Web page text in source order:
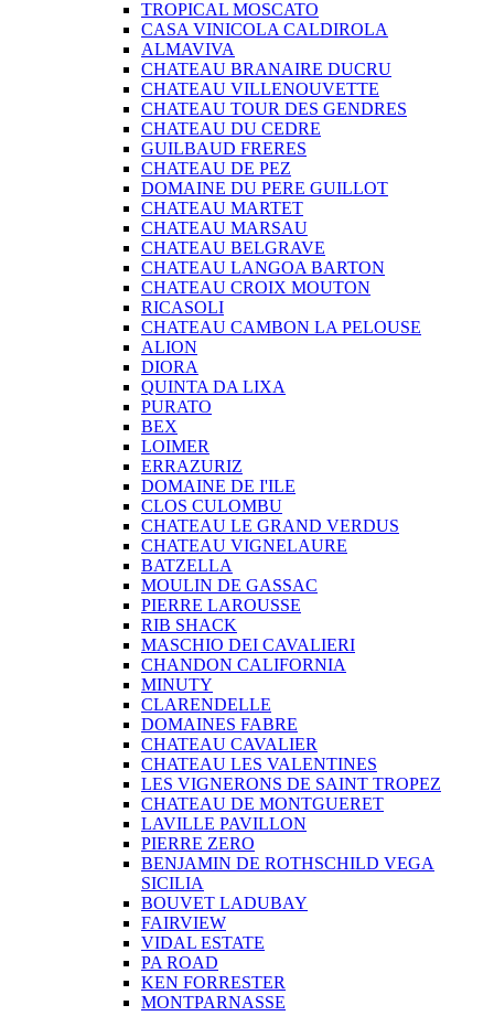
TROPICAL MOSCATO
CASA VINICOLA CALDIROLA
ALMAVIVA
CHATEAU BRANAIRE DUCRU
CHATEAU VILLENOUVETTE
CHATEAU TOUR DES GENDRES
CHATEAU DU CEDRE
GUILBAUD FRERES
CHATEAU DE PEZ
DOMAINE DU PERE GUILLOT
CHATEAU MARTET
CHATEAU MARSAU
CHATEAU BELGRAVE
CHATEAU LANGOA BARTON
CHATEAU CROIX MOUTON
RICASOLI
CHATEAU CAMBON LA PELOUSE
ALION
DIORA
QUINTA DA LIXA
PURATO
BEX
LOIMER
ERRAZURIZ
DOMAINE DE I'ILE
CLOS CULOMBU
CHATEAU LE GRAND VERDUS
CHATEAU VIGNELAURE
BATZELLA
MOULIN DE GASSAC
PIERRE LAROUSSE
RIB SHACK
MASCHIO DEI CAVALIERI
CHANDON CALIFORNIA
MINUTY
CLARENDELLE
DOMAINES FABRE
CHATEAU CAVALIER
CHATEAU LES VALENTINES
LES VIGNERONS DE SAINT TROPEZ
CHATEAU DE MONTGUERET
LAVILLE PAVILLON
PIERRE ZERO
BENJAMIN DE ROTHSCHILD VEGA
SICILIA
BOUVET LADUBAY
FAIRVIEW
VIDAL ESTATE
PA ROAD
KEN FORRESTER
MONTPARNASSE